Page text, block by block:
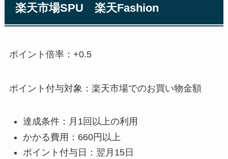
楽天市場SPU 楽天Fashion
ポイント倍率：+0.5
ポイント付与対象：楽天市場でのお買い物金額
達成条件：月1回以上の利用
かかる費用：660円以上
ポイント付与日：翌月15日